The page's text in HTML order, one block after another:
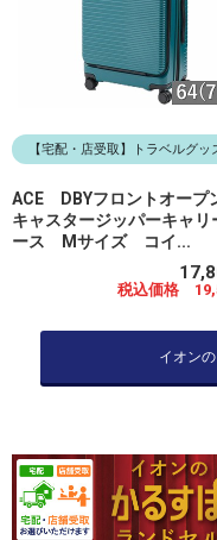
【宅配・店受取】トラベルグッ
ACE DBYフロントオープ
キャスタージッパーキャリ
ース Mサイズ コイ...
税込価格
イオン